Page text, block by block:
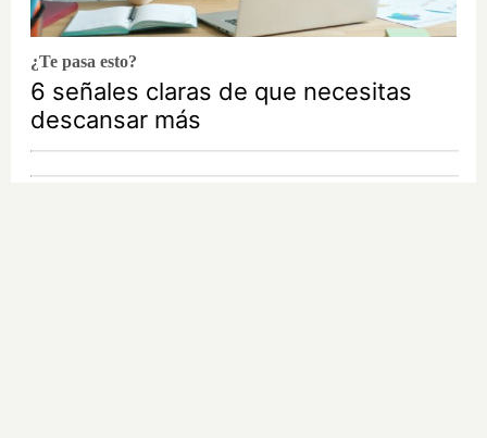
¿Te pasa esto?
6 señales claras de que necesitas
descansar más